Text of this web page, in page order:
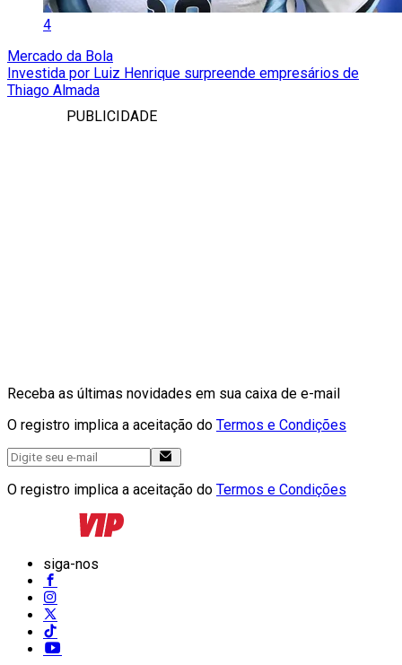
4
Mercado da Bola
Investida por Luiz Henrique surpreende empresários de
Thiago Almada
PUBLICIDADE
Receba as últimas novidades em sua caixa de e-mail
O registro implica a aceitação do Termos e Condições
O registro implica a aceitação do Termos e Condições
siga-nos